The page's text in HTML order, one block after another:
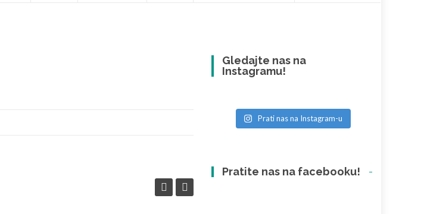
Gledajte nas na
Instagramu!
Prati nas na Instagram-u
Pratite nas na facebooku!